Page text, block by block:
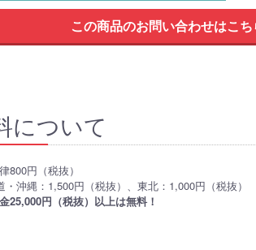
について
800円（税抜）
・沖縄：1,500円（税抜）、東北：1,000円（税抜）
25,000円（税抜）以上は無料！